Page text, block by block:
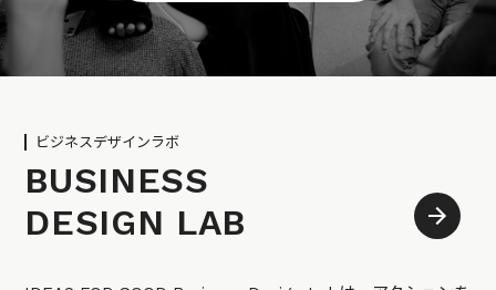
ビジネスデザインラボ
BUSINESS
DESIGN LAB